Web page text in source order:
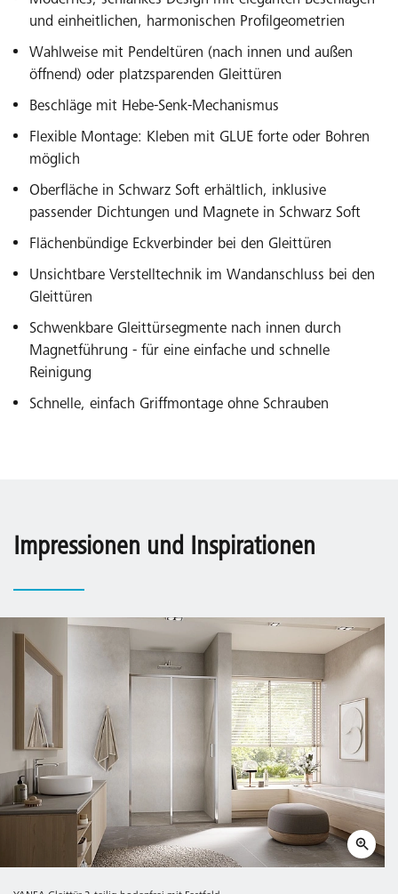
und einheitlichen, harmonischen Profilgeometrien
Wahlweise mit Pendeltüren (nach innen und außen
öffnend) oder platzsparenden Gleittüren
Beschläge mit Hebe-Senk-Mechanismus
Flexible Montage: Kleben mit GLUE forte oder Bohren
möglich
Oberfläche in Schwarz Soft erhältlich, inklusive
passender Dichtungen und Magnete in Schwarz Soft
Flächenbündige Eckverbinder bei den Gleittüren
Unsichtbare Verstelltechnik im Wandanschluss bei den
Gleittüren
Schwenkbare Gleittürsegmente nach innen durch
Magnetführung - für eine einfache und schnelle
Reinigung
Schnelle, einfach Griffmontage ohne Schrauben
Impressionen und Inspirationen